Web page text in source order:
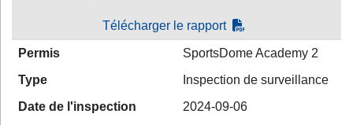
Télécharger le rapport
Permis
SportsDome Academy 2
Type
Inspection de surveillance
Date de l'inspection
2024-09-06